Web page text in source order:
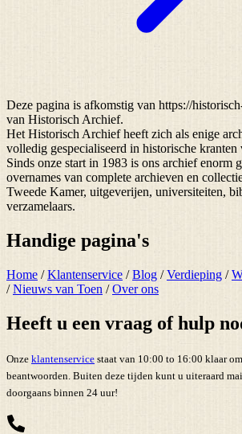
Deze pagina is afkomstig van https://
van Historisch Archief.
Het Historisch Archief heeft zich als enige
volledig gespecialiseerd in historische kranten
Sinds onze start in 1983 is ons archief enorm
overnames van complete archieven en
Tweede Kamer, uitgeverijen, universiteiten,
verzamelaars.
Handige pagina's
Home /Klantenservice /Blog /Verdieping /
/Nieuws van Toen /Over ons
Heeft u een vraag of hulp
Onze klantenservice staat van 10:00 to 16:00 klaar
beantwoorden. Buiten deze tijden kunt u uiteraard
doorgaans binnen 24 uur!